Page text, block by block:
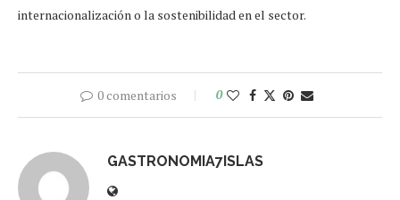
internacionalización o la sostenibilidad en el sector.
0 comentarios 0
GASTRONOMIA7ISLAS